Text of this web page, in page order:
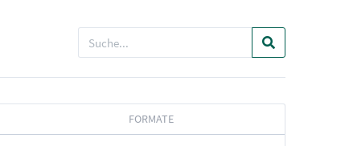
FORMATE